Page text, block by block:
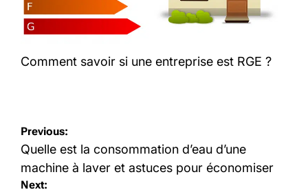
Comment savoir si une entreprise est RGE ?
Navigation
de
l’article
Previous:
Quelle est la consommation d’eau d’une
machine à laver et astuces pour économiser
Next: